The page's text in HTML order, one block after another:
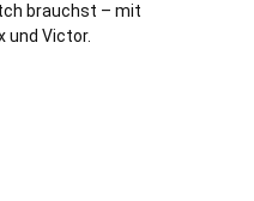
brauchst – mit
und Victor.